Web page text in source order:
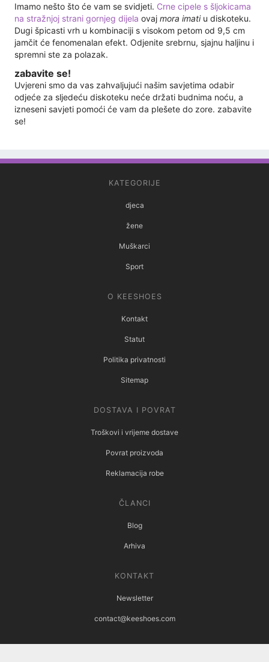
Imamo nešto što će vam se svidjeti. Crne cipele s šljokicama
na stražnjoj strani gornjeg dijela ovaj mora imatiu diskoteku.
Dugi špicasti vrh u kombinaciji s visokom petom od 9,5 cm
jamčit će fenomenalan efekt. Odjenite srebrnu, sjajnu haljinu i
spremni ste za polazak.
zabavite se!
Uvjereni smo da vas zahvaljujući našim savjetima odabir
odjeće za sljedeću diskoteku neće držati budnima noću, a
izneseni savjeti pomoći će vam da plešete do zore. zabavite
se!
KATEGORIJE
djeca
žene
Muškarci
Sport
O KEESHOES
Kontakt
Statut
Politika privatnosti
Sitemap
DOSTAVA I POVRAT
Troškovi i vrijeme dostave
Povrat proizvoda
Reklamacija robe
ČLANCI
Blog
Arhiva
KONTAKT
Newsletter
contact@keeshoes.com